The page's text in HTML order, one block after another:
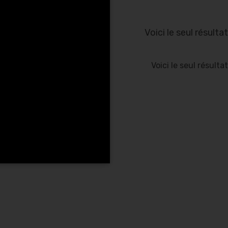
Voici le seul résultat
Voici le seul résultat